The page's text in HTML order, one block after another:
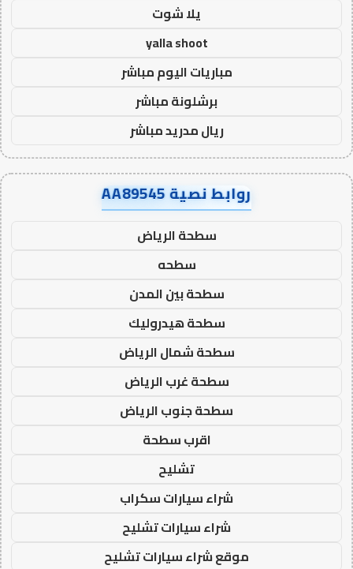
يلا شوت
yalla shoot
مباريات اليوم مباشر
برشلونة مباشر
ريال مدريد مباشر
روابط نصية AA89545
سطحة الرياض
سطحه
سطحة بين المدن
سطحة هيدروليك
سطحة شمال الرياض
سطحة غرب الرياض
سطحة جنوب الرياض
اقرب سطحة
تشليح
شراء سيارات سكراب
شراء سيارات تشليح
موقع شراء سيارات تشليح